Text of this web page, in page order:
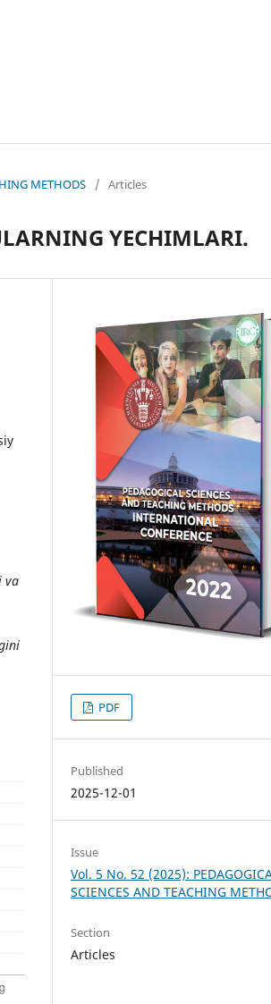
METHODS / Articles
YECHIMLARI.
va
PDF
Published
2025-12-01
Issue
Vol. 5 No. 52 (2025):
SCIENCES AND TEACHING
Section
Articles